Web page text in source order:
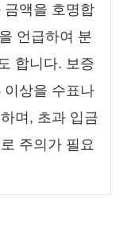
금액을 호명합
언급하여 분
합니다. 보증
이상을 수표나
며, 초과 입금
주의가 필요